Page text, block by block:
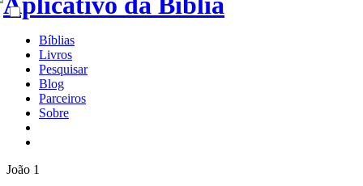
Bíblias
Livros
Pesquisar
Blog
Parceiros
Sobre
João 1